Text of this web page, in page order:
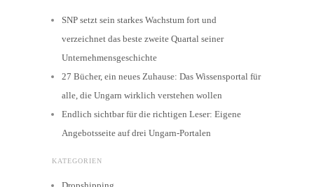
SNP setzt sein starkes Wachstum fort und
verzeichnet das beste zweite Quartal seiner
Unternehmensgeschichte
27 Bücher, ein neues Zuhause: Das Wissensportal für
alle, die Ungarn wirklich verstehen wollen
Endlich sichtbar für die richtigen Leser: Eigene
Angebotsseite auf drei Ungarn-Portalen
KATEGORIEN